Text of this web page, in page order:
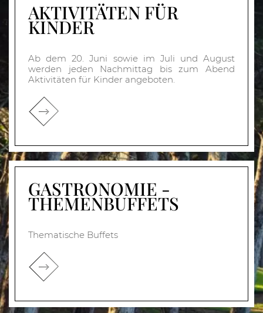
AKTIVITÄTEN FÜR
KINDER
Ab dem 20. Juni sowie im Juli und August
werden jeden Nachmittag bis zum Abend
Aktivitäten für Kinder angeboten.
GASTRONOMIE -
THEMENBUFFETS
Thematische Buffets